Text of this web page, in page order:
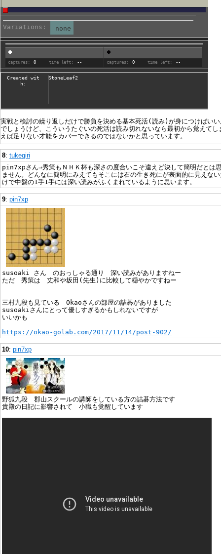
Variations: none
captures: 0 time left: -- captures: 0 time left: --
Created wit
h:
StoneLeaf2
実戦と検討の繰り返しだけで勝負を決める基本死活(読み)が身につけばい
でしょうけど、こういうたぐいの死活は読み切れないなら最初から覚えてし
えば足りない才能をカバーできるのではないかと思っています。
8: tukegiri
pin7xpさん⇒秀策もＮＨＫ杯も深さの度合いこそ違えど決して簡明だとは
ません。どんなに簡明にみえてもそこには石の生き死にが表面的に見えな
けで中盤の1手1手には深い読みがふくまれているように思います。
9: pin7xp
susoaki さん のおっしゃる通り 深い読みがありますねー
ただ 秀策は 丈和や坂田(先生)に比較して穏やかですねー
三村九段も見ている Okaoさんの部屋の詰碁がありました
susoakiさんにとって優しすぎるかもしれないですが
いいかも
https://okao-golab.com/2017/11/14/post-902/
10: pin7xp
野狐九段 郡山スクールの講師をしている方の詰碁方法です
貴殿の日記に影響されて 小職も覚醒しています